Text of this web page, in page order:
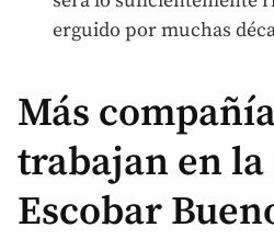
erguido por muchas
Más
trabajan en
Escobar